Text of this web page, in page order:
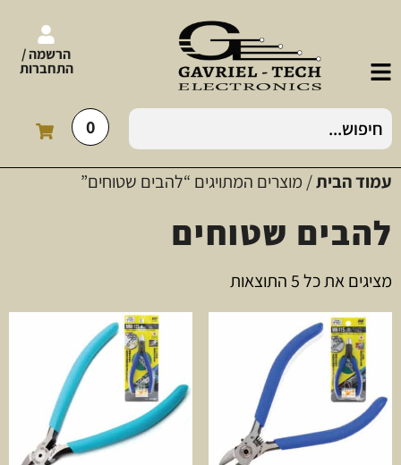
הרשמה /
התחברות
0
עמוד הבית/ מוצרים המתויגים “להבים שטוחים”
להבים שטוחים
מציגים את כל ⁦5⁩ התוצאות